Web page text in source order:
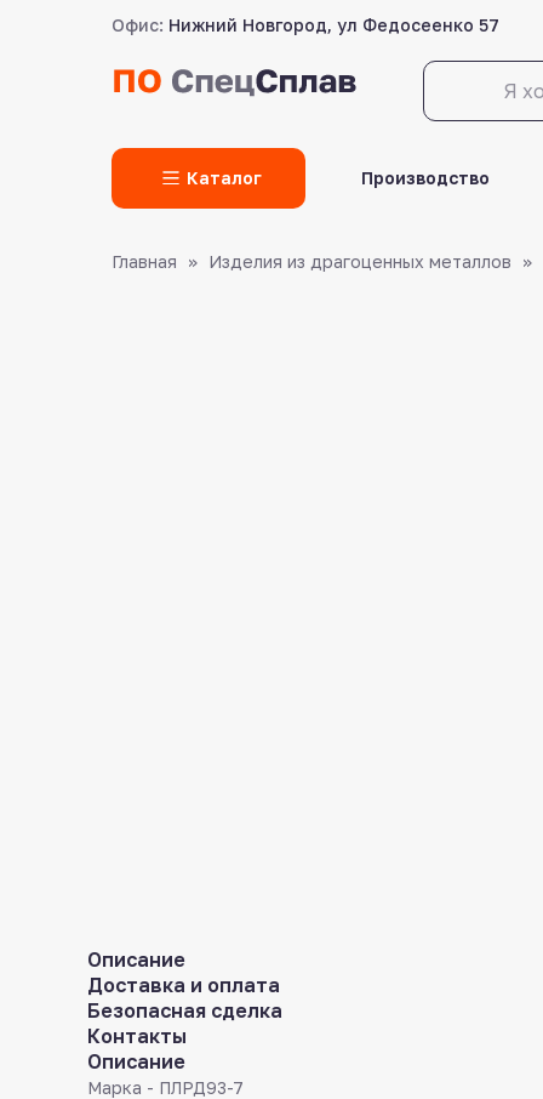
Офис: Нижний Новгород, ул Федосеенко 57
LET'S GO! Производство
Каталог
Главная Изделия из драгоценных металлов
Описание
Доставка и оплата
Безопасная сделка
Контакты
Описание
Марка - ПЛРД93-7